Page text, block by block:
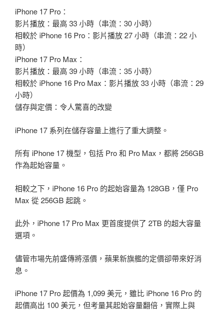
iPhone 17 Pro：
影片播放：最高 33 小時（串流：30 小時）
相較於 iPhone 16 Pro：影片播放 27 小時（串流：22 小
時）
iPhone 17 Pro Max：
影片播放：最高 39 小時（串流：35 小時）
相較於 iPhone 16 Pro Max：影片播放 33 小時（串流：29
小時）
儲存與定價：令人驚喜的改變
iPhone 17 系列在儲存容量上進行了重大調整。
所有 iPhone 17 機型，包括 Pro 和 Pro Max，都將 256GB
作為起始容量。
相較之下，iPhone 16 Pro 的起始容量為 128GB，僅 Pro
Max 從 256GB 起跳。
此外，iPhone 17 Pro Max 更首度提供了 2TB 的超大容量
選項。
儘管市場先前盛傳將漲價，蘋果新旗艦的定價卻帶來好消
息。
iPhone 17 Pro 起價為 1,099 美元，雖比 iPhone 16 Pro 的
起價高出 100 美元，但考量其起始容量翻倍，實際上與